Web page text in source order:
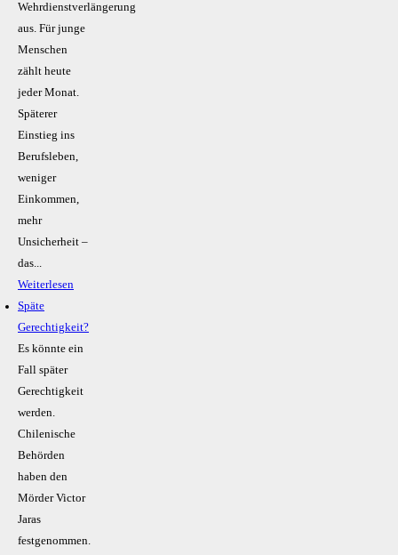
Wehrdienstverlängerung
aus. Für junge
Menschen
zählt heute
jeder Monat.
Späterer
Einstieg ins
Berufsleben,
weniger
Einkommen,
mehr
Unsicherheit –
das...
Weiterlesen
Späte
Gerechtigkeit?
Es könnte ein
Fall später
Gerechtigkeit
werden.
Chilenische
Behörden
haben den
Mörder Victor
Jaras
festgenommen.